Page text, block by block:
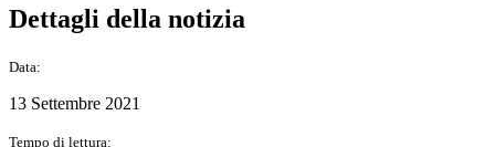
Dettagli della notizia
Data:
13 Settembre 2021
Tempo di lettura: